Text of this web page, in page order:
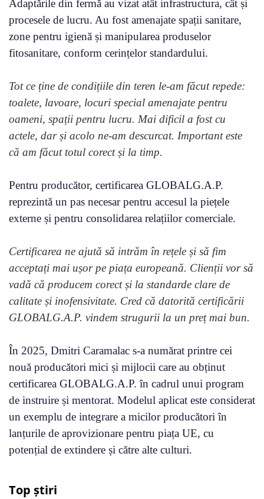
Adaptările din fermă au vizat atât infrastructura, cât și
procesele de lucru. Au fost amenajate spații sanitare,
zone pentru igienă și manipularea produselor
fitosanitare, conform cerințelor standardului.
Tot ce ține de condițiile din teren le-am făcut repede:
toalete, lavoare, locuri special amenajate pentru
oameni, spații pentru lucru. Mai dificil a fost cu
actele, dar și acolo ne-am descurcat. Important este
că am făcut totul corect și la timp.
Pentru producător, certificarea GLOBALG.A.P.
reprezintă un pas necesar pentru accesul la piețele
externe și pentru consolidarea relațiilor comerciale.
Certificarea ne ajută să intrăm în rețele și să fim
acceptați mai ușor pe piața europeană. Clienții vor să
vadă că producem corect și la standarde clare de
calitate și inofensivitate. Cred că datorită certificării
GLOBALG.A.P. vindem strugurii la un preț mai bun.
În 2025, Dmitri Caramalac s-a numărat printre cei
nouă producători mici și mijlocii care au obținut
certificarea GLOBALG.A.P. în cadrul unui program
de instruire și mentorat. Modelul aplicat este considerat
un exemplu de integrare a micilor producători în
lanțurile de aprovizionare pentru piața UE, cu
potențial de extindere și către alte culturi.
Top știri